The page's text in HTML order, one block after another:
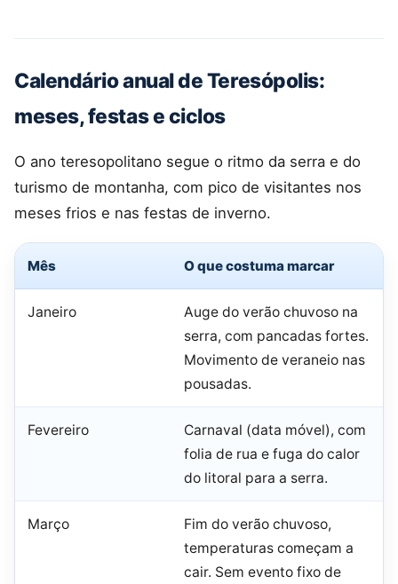
Calendário anual de Teresópolis:
meses, festas e ciclos
O ano teresopolitano segue o ritmo da serra e do
turismo de montanha, com pico de visitantes nos
meses frios e nas festas de inverno.
Mês O que costuma marcar
Janeiro
Auge do verão chuvoso na
serra, com pancadas fortes.
Movimento de veraneio nas
pousadas.
Fevereiro
Carnaval (data móvel), com
folia de rua e fuga do calor
do litoral para a serra.
Março
Fim do verão chuvoso,
temperaturas começam a
cair. Sem evento fixo de